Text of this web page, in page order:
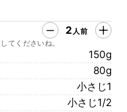
2 人前
てくださいね。
150g
80g
小さじ1
小さじ1/2